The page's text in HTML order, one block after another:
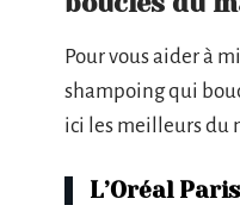
Pour vous aider à
shampoing qui
ici les meilleurs du
L’Oréal